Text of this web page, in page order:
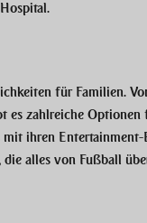
für Familien.
zahlreiche
ihren
alles von Fußball